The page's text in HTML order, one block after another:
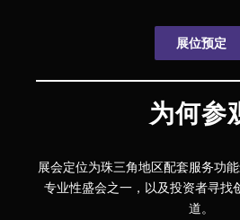
展位预定
为何参
展会定位为珠三角地区配套服务功
专业性盛会之一，以及投资者寻找
道。